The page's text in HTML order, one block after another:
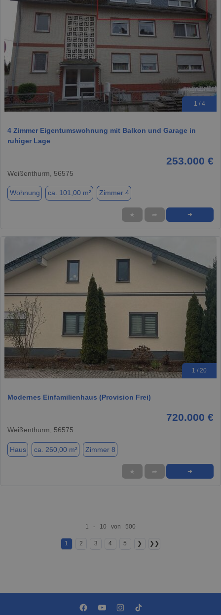
1 / 4
4 Zimmer Eigentumswohnung mit Balkon und Garage in
ruhiger Lage
253.000 €
Weißenthurm, 56575
Wohnung ca. 101,00 m² Zimmer 4
★ ➦ ➜
1 / 20
Modernes Einfamilienhaus (Provision Frei)
720.000 €
Weißenthurm, 56575
Haus ca. 260,00 m² Zimmer 8
★ ➦ ➜
1 - 10 von 500
1 2 3 4 5 ❯ ❯❯